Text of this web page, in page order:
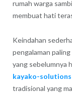
rumah warga
membuat hati
Keindahan
pengalaman
yang sebelumnya
kayako-solutions
tradisional yang